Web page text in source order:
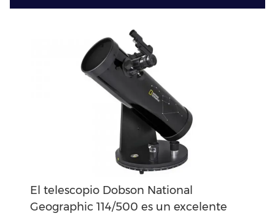
El telescopio Dobson National
Geographic 114/500 es un excelente